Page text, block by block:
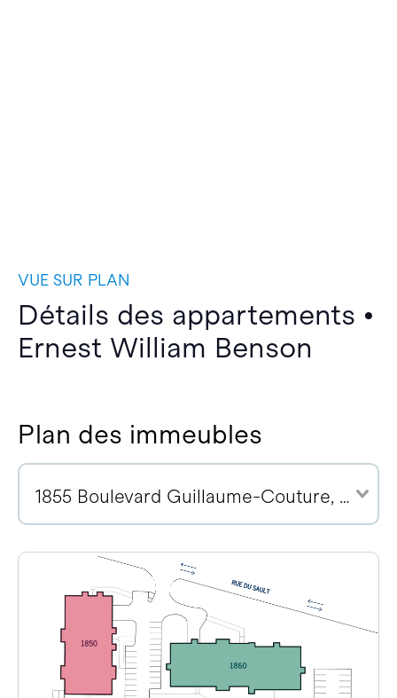
VUE SUR PLAN
Détails des appartements •
Ernest William Benson
Plan des immeubles